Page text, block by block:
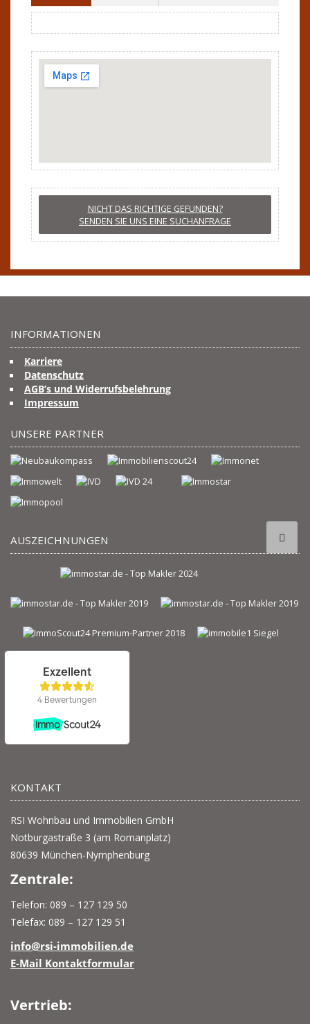
NICHT DAS RICHTIGE GEFUNDEN?
SENDEN SIE UNS EINE SUCHANFRAGE
INFORMATIONEN
Karriere
Datenschutz
AGB’s und Widerrufsbelehrung
Impressum
UNSERE PARTNER
AUSZEICHNUNGEN
KONTAKT
RSI Wohnbau und Immobilien GmbH
Notburgastraße 3 (am Romanplatz)
80639 München-Nymphenburg
Zentrale:
Telefon: 089 – 127 129 50
Telefax: 089 – 127 129 51
info@rsi-immobilien.de
E-Mail Kontaktformular
Vertrieb: